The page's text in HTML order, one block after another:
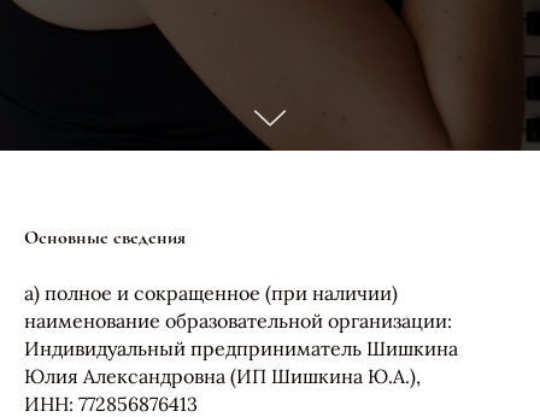
Основные сведения
а) полное и сокращенное (при наличии)
наименование образовательной организации:
Индивидуальный предприниматель Шишкина
Юлия Александровна (ИП Шишкина Ю.А.),
ИНН: 772856876413